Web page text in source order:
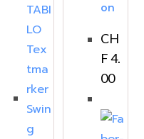
on
CH
F4.
00